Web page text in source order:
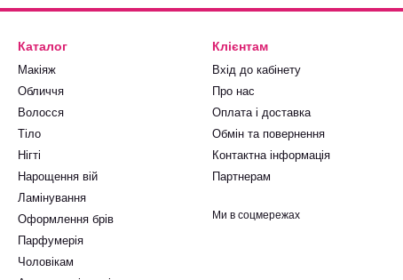
Каталог
Макіяж
Обличчя
Волосся
Тіло
Нігті
Нарощення вій
Ламінування
Оформлення брів
Парфумерія
Чоловікам
Клієнтам
Вхід до кабінету
Про нас
Оплата і доставка
Обмін та повернення
Контактна інформація
Партнерам
Ми в соцмережах